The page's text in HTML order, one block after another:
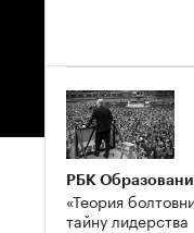
РБК
«Теория
тайну лидерства